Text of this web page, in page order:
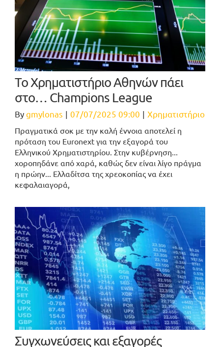
To Χρηματιστήριο Αθηνών πάει
στο… Champions League
Bygmylonas | 07/07/2025 09:00 | Χρηματιστήριο
Πραγματικά σοκ με την καλή έννοια αποτελεί η
πρόταση του Euronext για την εξαγορά του
Ελληνικού Χρηματιστηρίου. Στην κυβέρνηση...
χοροπηδάνε από χαρά, καθώς δεν είναι λίγο πράγμα
η πρώην... Ελλαδίτσα της χρεοκοπίας να έχει
κεφαλαιαγορά,
Συγχωνεύσεις και εξαγορές